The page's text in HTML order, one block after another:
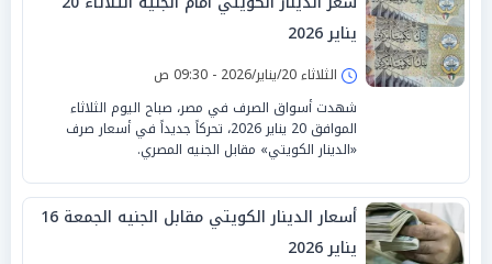
يناير 2026
الثلاثاء 20/يناير/2026 - 09:30 ص
شهدت أسواق الصرف في مصر، صباح اليوم الثلاثاء
الموافق 20 يناير 2026، تحركاً جديداً في أسعار صرف
«الدينار الكويتي» مقابل الجنيه المصري.
أسعار الدينار الكويتي مقابل الجنيه الجمعة 16
يناير 2026